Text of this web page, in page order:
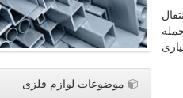
های آبیاری
موضوعات لوازم فلزی